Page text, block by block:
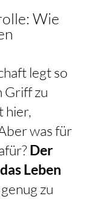
Wie
legt so
Griff zu
hier,
was für
Der
Leben
zu